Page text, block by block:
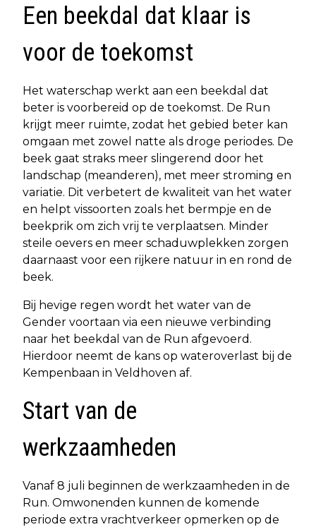
Een beekdal dat klaar is
voor de toekomst
Het waterschap werkt aan een beekdal dat
beter is voorbereid op de toekomst. De Run
krijgt meer ruimte, zodat het gebied beter kan
omgaan met zowel natte als droge periodes. De
beek gaat straks meer slingerend door het
landschap (meanderen), met meer stroming en
variatie. Dit verbetert de kwaliteit van het water
en helpt vissoorten zoals het bermpje en de
beekprik om zich vrij te verplaatsen. Minder
steile oevers en meer schaduwplekken zorgen
daarnaast voor een rijkere natuur in en rond de
beek.
Bij hevige regen wordt het water van de
Gender voortaan via een nieuwe verbinding
naar het beekdal van de Run afgevoerd.
Hierdoor neemt de kans op wateroverlast bij de
Kempenbaan in Veldhoven af.
Start van de
werkzaamheden
Vanaf 8 juli beginnen de werkzaamheden in de
Run. Omwonenden kunnen de komende
periode extra vrachtverkeer opmerken op de